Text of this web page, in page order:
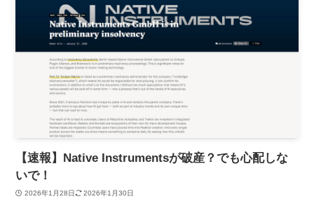
【速報】Native Instrumentsが破産？でも心配しな
いで！
2026年1月28日 2026年1月30日